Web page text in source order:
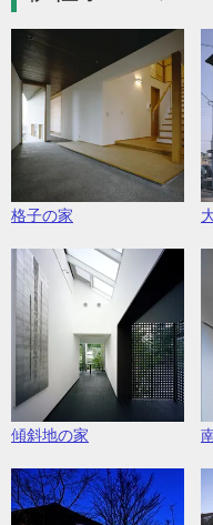
格子の家
傾斜地の家